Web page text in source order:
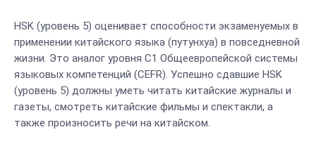
HSK (уровень 5) оценивает способности экзаменуемых в
применении китайского языка (путунхуа) в повседневной
жизни. Это аналог уровня C1 Общеевропейской системы
языковых компетенций (CEFR). Успешно сдавшие HSK
(уровень 5) должны уметь читать китайские журналы и
газеты, смотреть китайские фильмы и спектакли, а
также произносить речи на китайском.